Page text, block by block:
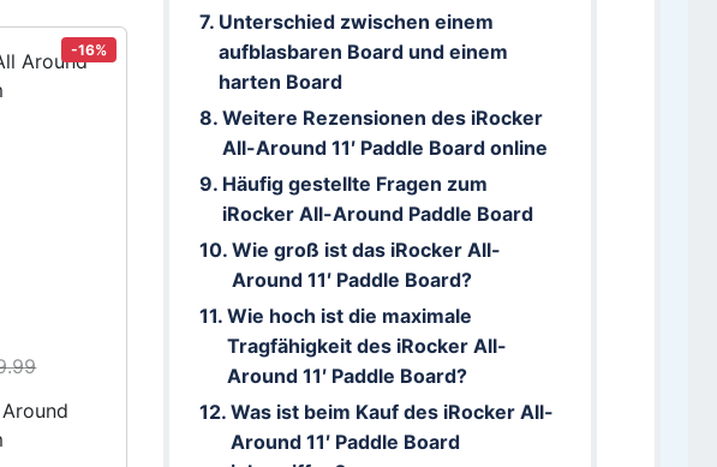
-16%
Around
Unterschied zwischen einem
aufblasbaren Board und einem
harten Board
Weitere Rezensionen des iRocker
All-Around 11′ Paddle Board online
Häufig gestellte Fragen zum
iRocker All-Around Paddle Board
Wie groß ist das iRocker All-
Around 11′ Paddle Board?
Wie hoch ist die maximale
Tragfähigkeit des iRocker All-
Around 11′ Paddle Board?
Was ist beim Kauf des iRocker All-
Around 11′ Paddle Board